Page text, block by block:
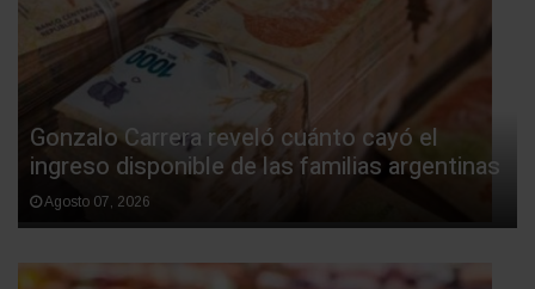
Gonzalo Carrera reveló cuánto cayó el
ingreso disponible de las familias argentinas
Agosto 07, 2026